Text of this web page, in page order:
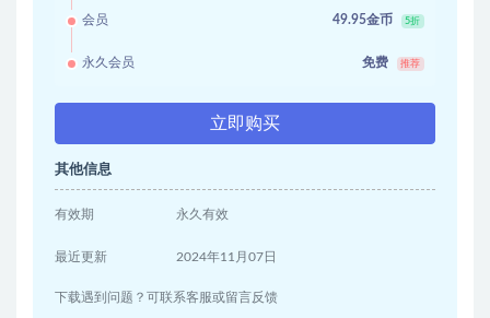
会员 49.95金币 5折
永久会员 免费 推荐
立即购买
其他信息
有效期 永久有效
最近更新 2024年11月07日
下载遇到问题？可联系客服或留言反馈